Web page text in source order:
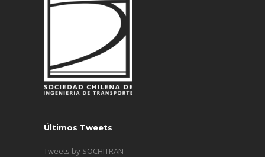
Últimos Tweets
Tweets by SOCHITRAN